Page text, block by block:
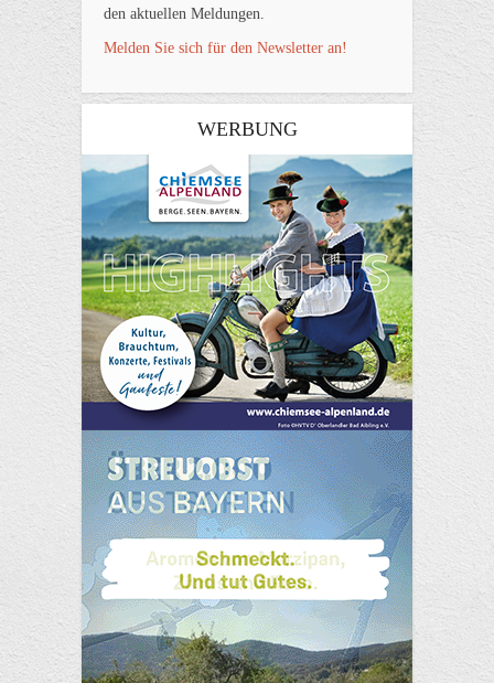
den aktuellen Meldungen.
Melden Sie sich für den Newsletter an!
WERBUNG